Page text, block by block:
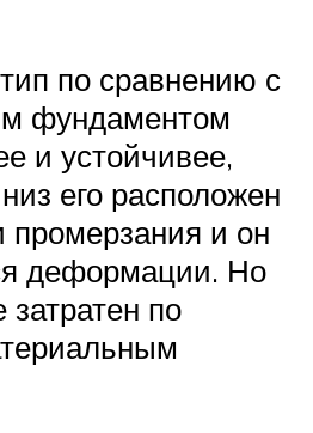
по сравнению с
фундаментом
и устойчивее,
его расположен
промерзания и он
деформации. Но
по